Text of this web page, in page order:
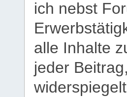
ich nebst
alle Inhalte
jeder